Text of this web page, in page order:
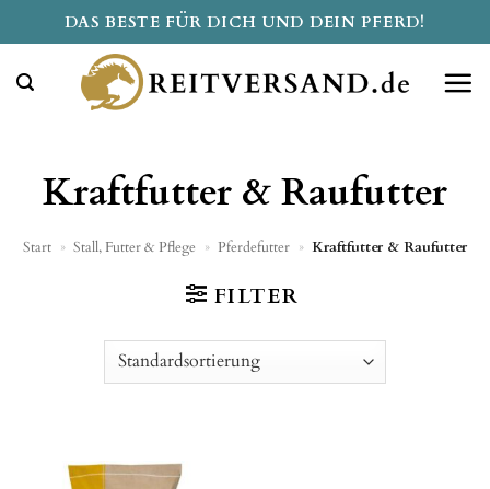
Inhalt
springen
DAS BESTE FÜR DICH UND DEIN PFERD!
Kraftfutter & Raufutter
Start » Stall, Futter & Pflege » Pferdefutter » Kraftfutter & Raufutter
FILTER